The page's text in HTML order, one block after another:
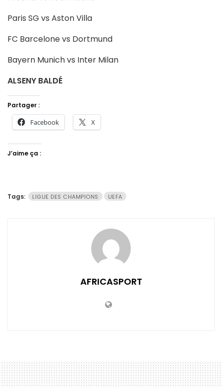
Paris SG vs Aston Villa
FC Barcelone vs Dortmund
Bayern Munich vs Inter Milan
ALSENY BALDÉ
Partager :
Facebook X
J’aime ça :
Tags: LIGUE DES CHAMPIONS UEFA
AFRICASPORT